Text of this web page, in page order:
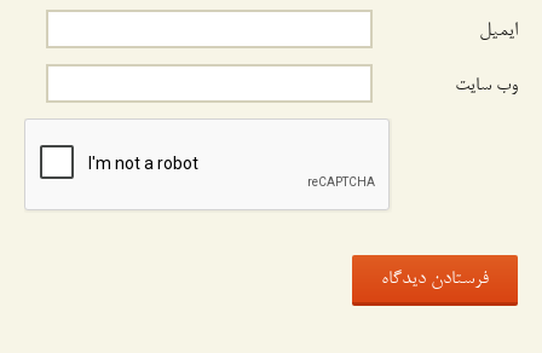
ایمیل
وب‌ سایت